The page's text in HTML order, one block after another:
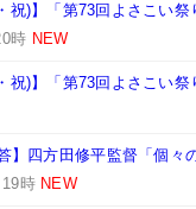
祝)】「第73回よさこい
時 NEW
祝)】「第73回よさこい
】四方田修平監督「個
19時 NEW